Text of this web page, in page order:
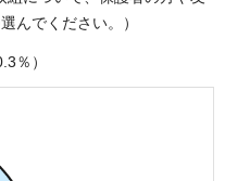
んでください。）
％）